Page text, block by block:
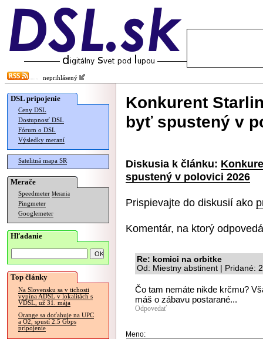
neprihlásený
DSL pripojenie
Ceny DSL
Dostupnosť DSL
Fórum o DSL
Výsledky meraní
Satelitná mapa SR
Merače
Speedmeter Merania
Pingmeter
Googlemeter
Hľadanie
Top články
Na Slovensku sa v tichosti
vypína ADSL v lokalitách s
VDSL, už 31. mája
Orange sa doťahuje na UPC
a O2, spustí 2.5 Gbps
pripojenie
Konkurent
byť spustený v
Diskusia k článku:
spustený v polovici 2026
Prispievajte do diskusií ako
Komentár, na ktorý
Re: komici na orbitke
Od: Miestny abstinent | Pridané:
Čo tam nemáte nikde krčmu?
máš o zábavu postarané...
Odpovedať
Meno: